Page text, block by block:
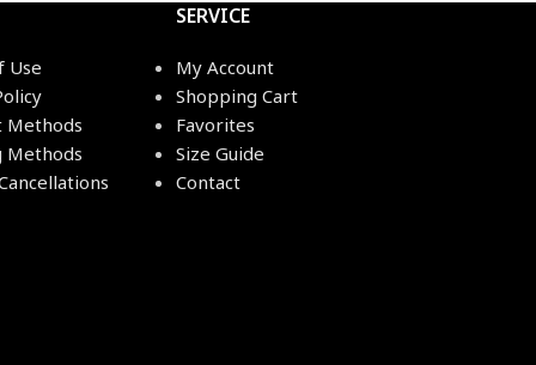
Use
Methods
Methods
SERVICE
My Account
Shopping Cart
Favorites
Size Guide
Contact